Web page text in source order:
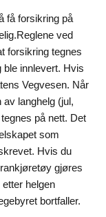
få forsikring på
ved
forsikring tegnes
ble innlevert. Hvis
Vegvesen. Når
langhelg (jul,
på nett. Det
som
Hvis du
gjøres
helgen
bortfaller.